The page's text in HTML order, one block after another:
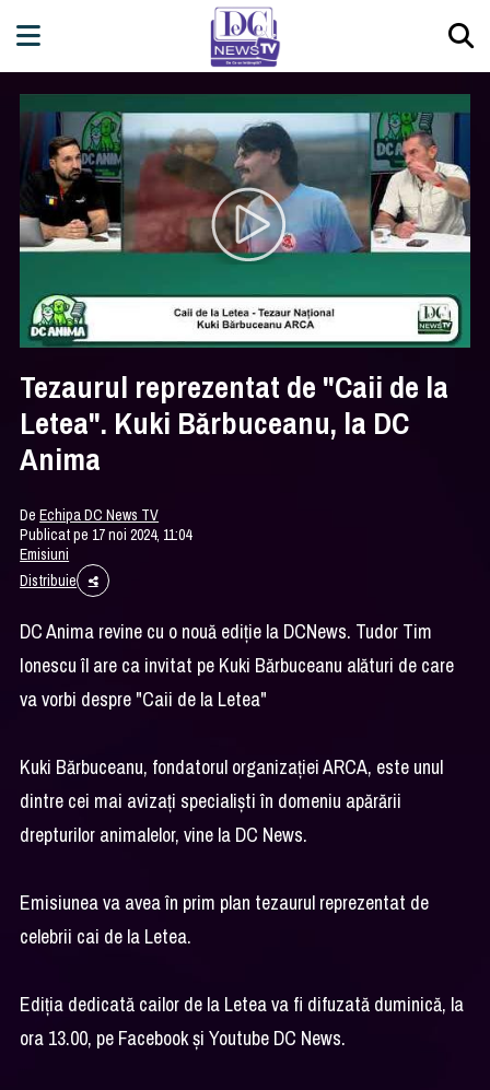
Tezaurul reprezentat de "Caii de la
Letea". Kuki Bărbuceanu, la DC
Anima
DeEchipa DC News TV
Publicat pe 17 noi 2024, 11:04
Emisiuni
Distribuie
DC Anima revine cu o nouă ediție la DCNews. Tudor Tim
Ionescu îl are ca invitat pe Kuki Bărbuceanu alături de care
va vorbi despre "Caii de la Letea"
Kuki Bărbuceanu, fondatorul organizației ARCA, este unul
dintre cei mai avizaţi specialişti în domeniu apărării
drepturilor animalelor, vine la DC News.
Emisiunea va avea în prim plan tezaurul reprezentat de
celebrii cai de la Letea.
Ediția dedicată cailor de la Letea va fi difuzată duminică, la
ora 13.00, pe Facebook și Youtube DC News.